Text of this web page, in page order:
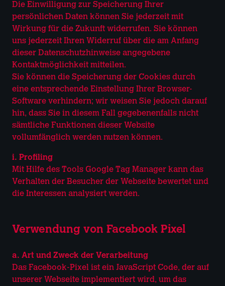
Die Einwilligung zur Speicherung Ihrer
persönlichen Daten können Sie jederzeit mit
Wirkung für die Zukunft widerrufen. Sie können
uns jederzeit Ihren Widerruf über die am Anfang
dieser Datenschutzhinweise angegebene
Kontaktmöglichkeit mitteilen.
Sie können die Speicherung der Cookies durch
eine entsprechende Einstellung Ihrer Browser-
Software verhindern; wir weisen Sie jedoch darauf
hin, dass Sie in diesem Fall gegebenenfalls nicht
sämtliche Funktionen dieser Website
vollumfänglich werden nutzen können.
i. Profiling
Mit Hilfe des Tools Google Tag Manager kann das
Verhalten der Besucher der Webseite bewertet und
die Interessen analysiert werden.
Verwendung von Facebook Pixel
a. Art und Zweck der Verarbeitung
Das Facebook-Pixel ist ein JavaScript Code, der auf
unserer Webseite implementiert wird, um das